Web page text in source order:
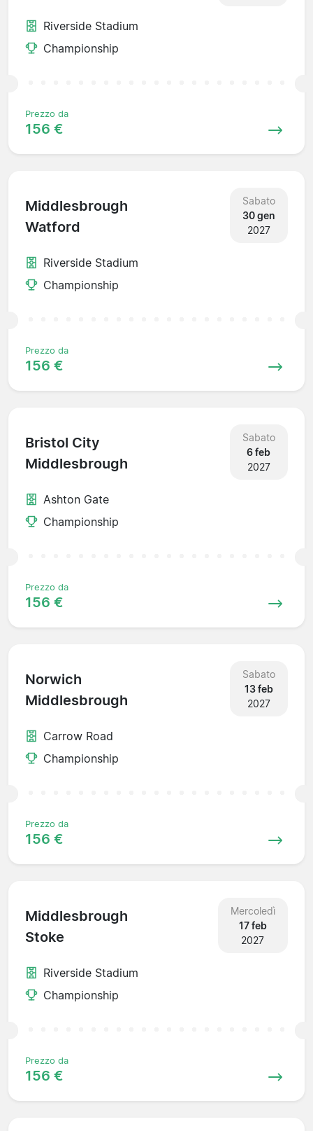
Riverside Stadium
Championship
Prezzo da
156 €
Middlesbrough
Watford
Sabato
30 gen
2027
Riverside Stadium
Championship
Prezzo da
156 €
Bristol City
Middlesbrough
Sabato
6 feb
2027
Ashton Gate
Championship
Prezzo da
156 €
Norwich
Middlesbrough
Sabato
13 feb
2027
Carrow Road
Championship
Prezzo da
156 €
Middlesbrough
Stoke
Mercoledì
17 feb
2027
Riverside Stadium
Championship
Prezzo da
156 €